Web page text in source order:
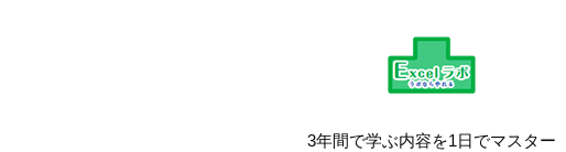
3年間で学ぶ内容を1日でマスター